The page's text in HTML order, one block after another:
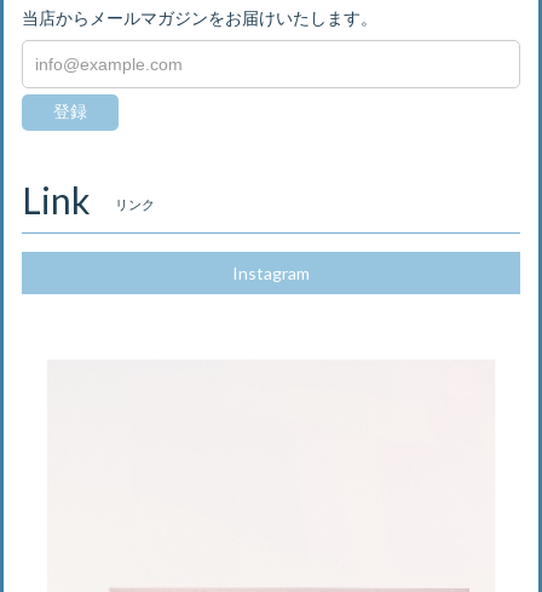
当店からメールマガジンをお届けいたします。
登録
Link リンク
Instagram